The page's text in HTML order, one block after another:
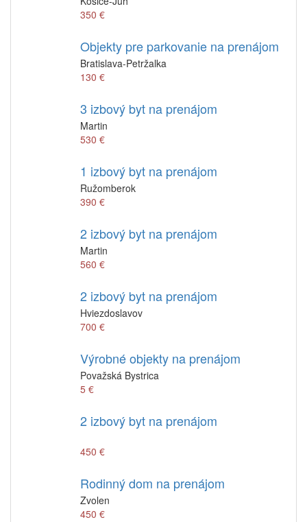
350 €
Objekty pre parkovanie na prenájom
Bratislava-Petržalka
130 €
3 izbový byt na prenájom
Martin
530 €
1 izbový byt na prenájom
Ružomberok
390 €
2 izbový byt na prenájom
Martin
560 €
2 izbový byt na prenájom
Hviezdoslavov
700 €
Výrobné objekty na prenájom
Považská Bystrica
5 €
2 izbový byt na prenájom
450 €
Rodinný dom na prenájom
Zvolen
450 €